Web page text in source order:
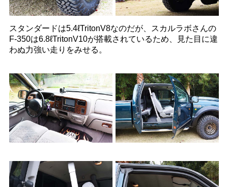
スタンダードは5.4ℓTritonV8なのだが、スカルラボさんの
F-350は6.8ℓTritonV10が搭載されているため、見た目に違
わぬ力強い走りをみせる。